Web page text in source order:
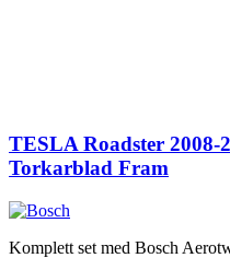
TESLA Roadster 2008-
Torkarblad Fram
Komplett set med Bosch